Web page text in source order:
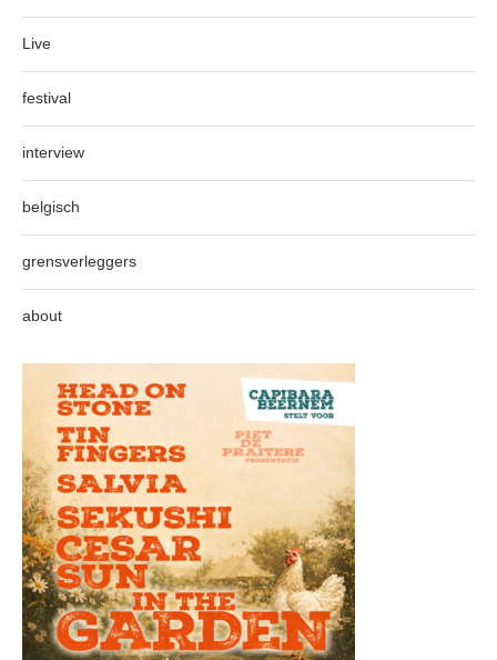
Live
festival
interview
belgisch
grensverleggers
about